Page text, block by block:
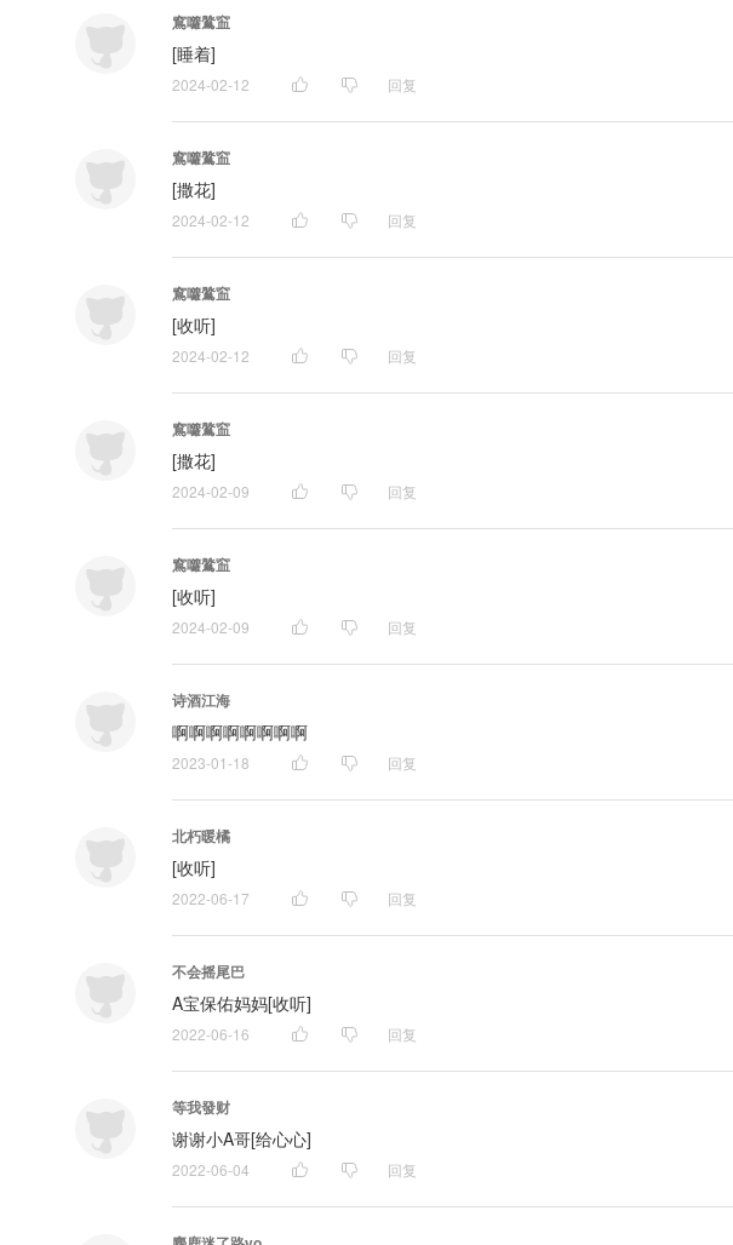
窵囖䳮䆝
[睡着]
2024-02-12 回复
窵囖䳮䆝
[撒花]
2024-02-12 回复
窵囖䳮䆝
[收听]
2024-02-12 回复
窵囖䳮䆝
[撒花]
2024-02-09 回复
窵囖䳮䆝
[收听]
2024-02-09 回复
诗酒江海
啊啊啊啊啊啊啊啊
2023-01-18 回复
北朽暖橘
[收听]
2022-06-17 回复
不会摇尾巴
A宝保佑妈妈[收听]
2022-06-16 回复
等我發财
谢谢小A哥[给心心]
2022-06-04 回复